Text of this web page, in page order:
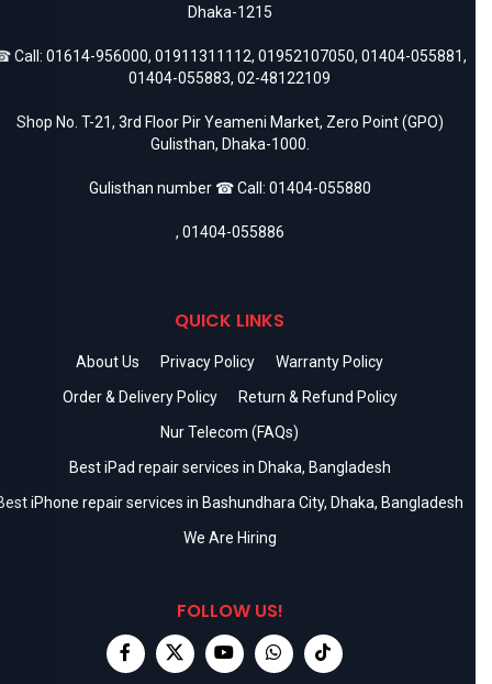
Dhaka-1215
Call: 01614-956000, 01911311112, 01952107050, 01404-055881,
01404-055883, 02-48122109
Shop No. T-21, 3rd Floor Pir Yeameni Market, Zero Point (GPO)
Gulisthan, Dhaka-1000.
Gulisthan number ☎ Call: 01404-055880
, 01404-055886
QUICK LINKS
About Us Privacy Policy
Warranty Policy
Order & Delivery Policy
Return & Refund Policy
Nur Telecom (FAQs)
Best iPad repair services in Dhaka, Bangladesh
iPhone repair services in Bashundhara City, Dhaka, Bangladesh
We Are Hiring
FOLLOW US!